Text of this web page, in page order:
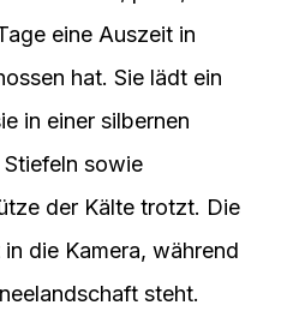
eine Auszeit in
hat. Sie lädt ein
in einer silbernen
sowie
der Kälte trotzt. Die
die Kamera, während
steht.